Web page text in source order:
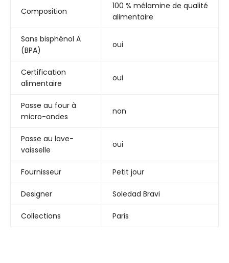
Composition
100 % mélamine de qualité
alimentaire
Sans bisphénol A
(BPA)
oui
Certification
alimentaire
oui
Passe au four à
micro-ondes
non
Passe au lave-
vaisselle
oui
Fournisseur Petit jour
Designer Soledad Bravi
Collections Paris